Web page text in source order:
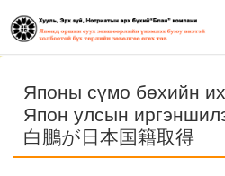
Японы сүмо бөхийн
Япон улсын
白鵬が日本国籍取得